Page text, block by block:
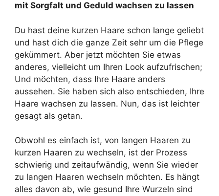
mit Sorgfalt und Geduld wachsen zu lassen
Du hast deine kurzen Haare schon lange geliebt
und hast dich die ganze Zeit sehr um die Pflege
gekümmert. Aber jetzt möchten Sie etwas
anderes, vielleicht um Ihren Look aufzufrischen;
Und möchten, dass Ihre Haare anders
aussehen. Sie haben sich also entschieden, Ihre
Haare wachsen zu lassen. Nun, das ist leichter
gesagt als getan.
Obwohl es einfach ist, von langen Haaren zu
kurzen Haaren zu wechseln, ist der Prozess
schwierig und zeitaufwändig, wenn Sie wieder
zu langen Haaren wechseln möchten. Es hängt
alles davon ab, wie gesund Ihre Wurzeln sind